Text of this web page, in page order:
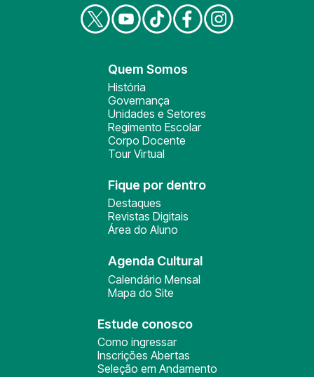
Quem Somos
História
Governança
Unidades e Setores
Regimento Escolar
Corpo Docente
Tour Virtual
Fique por dentro
Destaques
Revistas Digitais
Área do Aluno
Agenda Cultural
Calendário Mensal
Mapa do Site
Estude conosco
Como ingressar
Inscrições Abertas
Seleção em Andamento